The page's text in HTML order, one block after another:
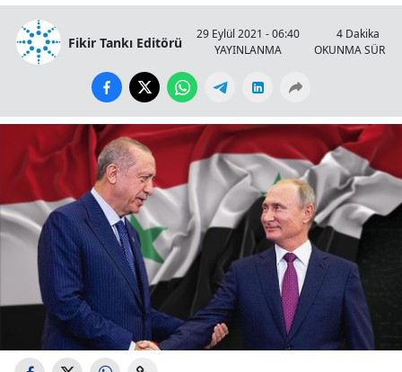
Fikir Tankı Editörü
29 Eylül 2021 - 06:40
YAYINLANMA
4 Dakika
OKUNMA SÜRESİ